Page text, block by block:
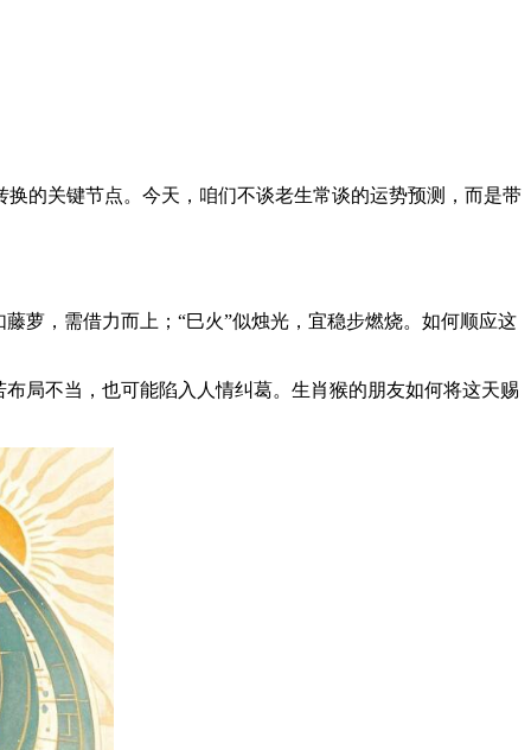
的关键节点。今天，咱们不谈老生常谈的运势预测，而是带
藤萝，需借力而上；“巳火”似烛光，宜稳步燃烧。如何顺应这
局不当，也可能陷入人情纠葛。生肖猴的朋友如何将这天赐